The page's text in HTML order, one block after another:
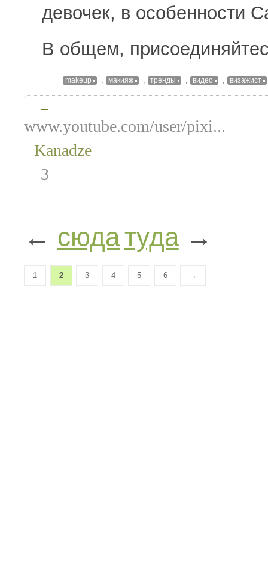
девочек, в особенности
В общем,
makeup , макияж , тренды , видео , визажист
—
www.youtube.com/user/pixi...
Kanadze
3
← сюдатуда→
1 2 3 4 5 6 →